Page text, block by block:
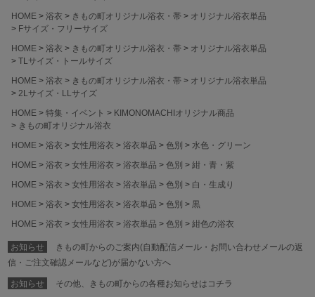
HOME
浴衣 きもの町オリジナル浴衣・帯
オリジナル浴衣単品
Fサイズ・フリーサイズ
HOME
浴衣 きもの町オリジナル浴衣・帯
オリジナル浴衣単品
TLサイズ・トールサイズ
HOME
浴衣 きもの町オリジナル浴衣・帯
オリジナル浴衣単品
2Lサイズ・LLサイズ
HOME
特集・イベント
KIMONOMACHIオリジナル商品
きもの町オリジナル浴衣
HOME
浴衣 女性用浴衣 浴衣単品 色別
水色・グリーン
HOME
浴衣 女性用浴衣 浴衣単品 色別
紺・青・紫
HOME
浴衣 女性用浴衣 浴衣単品 色別
白・生成り
HOME
浴衣 女性用浴衣 浴衣単品 色別
黒
HOME
浴衣 女性用浴衣 浴衣単品 色別 紺色の浴衣
お知らせ
きもの町からのご案内(自動配信メール・お問い合わせメールの返
信・ご注文確認メールなど)が届かない方へ
お知らせ その他、きもの町からの各種お知らせはコチラ